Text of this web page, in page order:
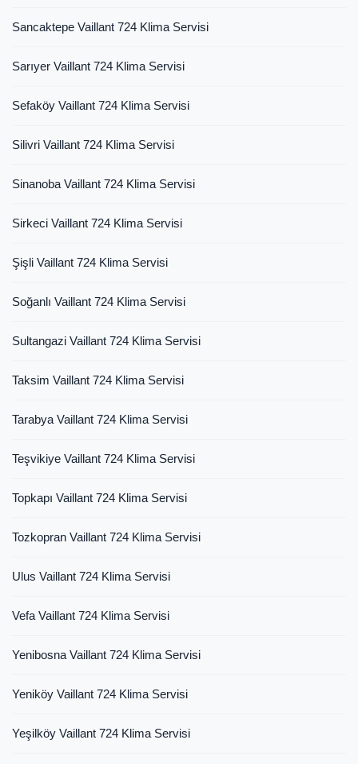
Sancaktepe Vaillant 724 Klima Servisi
Sarıyer Vaillant 724 Klima Servisi
Sefaköy Vaillant 724 Klima Servisi
Silivri Vaillant 724 Klima Servisi
Sinanoba Vaillant 724 Klima Servisi
Sirkeci Vaillant 724 Klima Servisi
Şişli Vaillant 724 Klima Servisi
Soğanlı Vaillant 724 Klima Servisi
Sultangazi Vaillant 724 Klima Servisi
Taksim Vaillant 724 Klima Servisi
Tarabya Vaillant 724 Klima Servisi
Teşvikiye Vaillant 724 Klima Servisi
Topkapı Vaillant 724 Klima Servisi
Tozkopran Vaillant 724 Klima Servisi
Ulus Vaillant 724 Klima Servisi
Vefa Vaillant 724 Klima Servisi
Yenibosna Vaillant 724 Klima Servisi
Yeniköy Vaillant 724 Klima Servisi
Yeşilköy Vaillant 724 Klima Servisi